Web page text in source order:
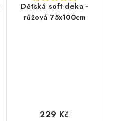
Dětská soft deka -
růžová 75x100cm
229 Kč